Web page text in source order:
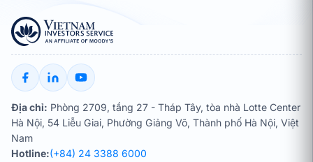
Địa chỉ: Phòng 2709, tầng 27 - Tháp Tây, tòa nhà Lotte Center
Hà Nội, 54 Liễu Giai, Phường Giảng Võ, Thành phố Hà Nội, Việt
Nam
Hotline:(+84) 24 3388 6000